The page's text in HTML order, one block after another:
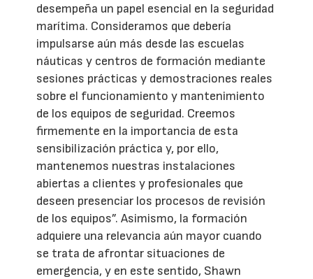
desempeña un papel esencial en la seguridad
marítima. Consideramos que debería
impulsarse aún más desde las escuelas
náuticas y centros de formación mediante
sesiones prácticas y demostraciones reales
sobre el funcionamiento y mantenimiento
de los equipos de seguridad. Creemos
firmemente en la importancia de esta
sensibilización práctica y, por ello,
mantenemos nuestras instalaciones
abiertas a clientes y profesionales que
deseen presenciar los procesos de revisión
de los equipos”. Asimismo, la formación
adquiere una relevancia aún mayor cuando
se trata de afrontar situaciones de
emergencia, y en este sentido, Shawn